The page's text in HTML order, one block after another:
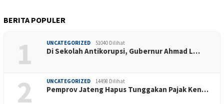
BERITA POPULER
1 UNCATEGORIZED 51040 Dilihat
Di Sekolah Antikorupsi, Gubernur Ahmad L…
2 UNCATEGORIZED 14498 Dilihat
Pemprov Jateng Hapus Tunggakan Pajak Ken…